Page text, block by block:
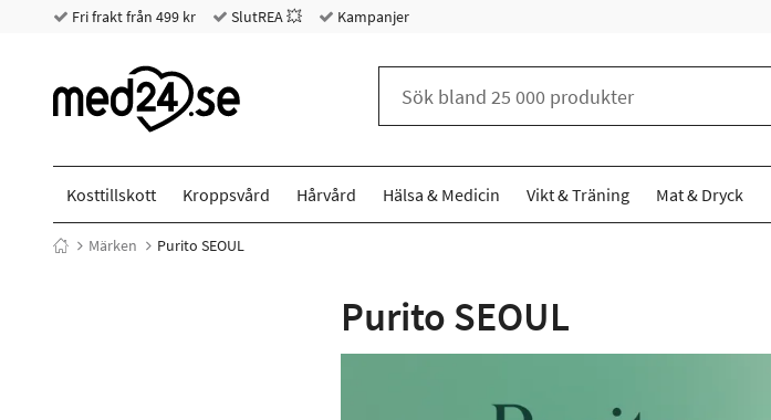
Fri frakt från 499 kr SlutREA 💥 Kampanjer
Kosttillskott Kroppsvård Hårvård Hälsa & Medicin Vikt & Träning Mat & Dryck
Märken Purito SEOUL
Purito SEOUL